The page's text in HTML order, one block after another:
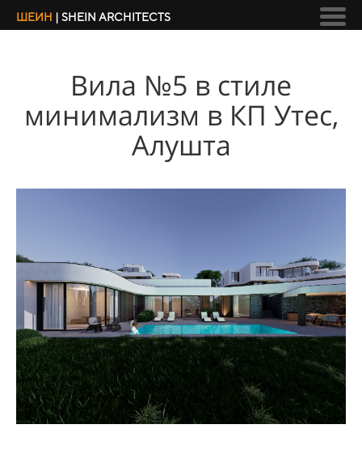
ШЕИН | SHEIN ARCHITECTS
Вила №5 в стиле
минимализм в КП Утес,
Алушта